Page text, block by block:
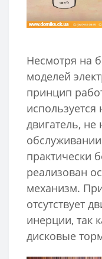
Несмотря на
моделей
принцип
двигатель,
практически
реализован
механизм.
отсутствует
инерции, так
дисковые